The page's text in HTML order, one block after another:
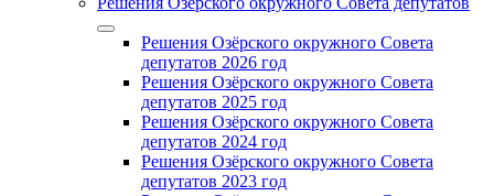
Решения Озёрского окружного Совета
депутатов 2026 год
Решения Озёрского окружного Совета
депутатов 2025 год
Решения Озёрского окружного Совета
депутатов 2024 год
Решения Озёрского окружного Совета
депутатов 2023 год